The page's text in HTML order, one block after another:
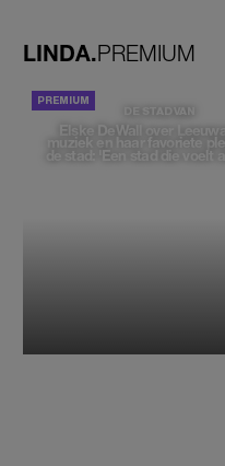
LINDA.PREMIUM
DE STAD VAN
Elske DeWall over
muziek en haar favoriete
de stad: 'Een stad die voelt